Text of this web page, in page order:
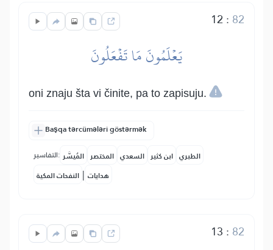
12 : 82
يَعۡلَمُونَ مَا تَفۡعَلُونَ
oni znaju šta vi činite, pa to zapisuju.
Başqa tərcümələri göstərmək
التفاسير: المُيسَّر المختصر السعدي ابن كثير الطبري
النفحات المكية | هدايات
13 : 82